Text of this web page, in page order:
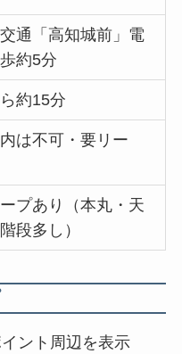
通「高知城前」電
約5分
約15分
は不可・要リー
プあり（本丸・天
段多し）
ント周辺を表示